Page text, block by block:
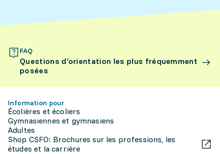
FAQ
Questions d’orientation les plus fréquemment
posées
Information pour
Écolières et écoliers
Gymnasiennes et gymnasiens
Adultes
Shop CSFO: Brochures sur les professions, les
études et la carrière